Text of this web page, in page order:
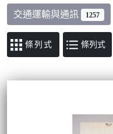
交通運輸與通訊 1257
條列式